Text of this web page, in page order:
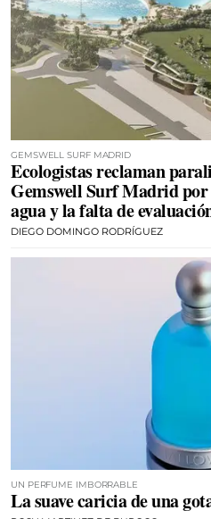
GEMSWELL SURF MADRID
Ecologistas reclaman
Gemswell Surf Madrid por
agua y la falta de
DIEGO DOMINGO RODRÍGUEZ
UN PERFUME IMBORRABLE
La suave caricia de una